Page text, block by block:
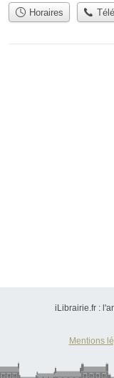
Horaires
iLibrairie.fr :
Mentions